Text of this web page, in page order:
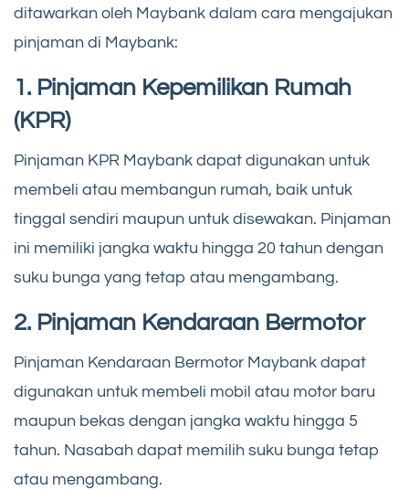
ditawarkan oleh Maybank dalam cara mengajukan
pinjaman di Maybank:
1. Pinjaman Kepemilikan Rumah
(KPR)
Pinjaman KPR Maybank dapat digunakan untuk
membeli atau membangun rumah, baik untuk
tinggal sendiri maupun untuk disewakan. Pinjaman
ini memiliki jangka waktu hingga 20 tahun dengan
suku bunga yang tetap atau mengambang.
2. Pinjaman Kendaraan Bermotor
Pinjaman Kendaraan Bermotor Maybank dapat
digunakan untuk membeli mobil atau motor baru
maupun bekas dengan jangka waktu hingga 5
tahun. Nasabah dapat memilih suku bunga tetap
atau mengambang.